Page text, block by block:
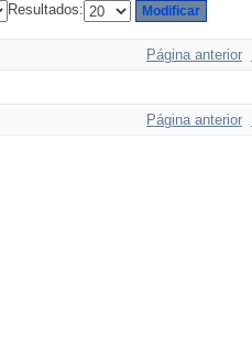
Resultados:
Página anterior
Página anterior